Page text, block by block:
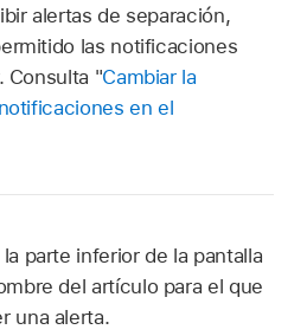
alertas de separación,
las notificaciones
Consulta "Cambiar la
en el
parte inferior de la pantalla
del artículo para el que
una alerta.